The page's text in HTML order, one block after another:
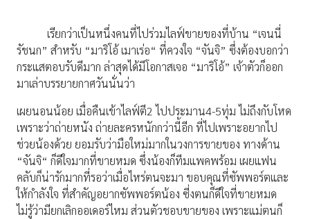
เรียกว่าเป็นหนึ่งคนที่ไปร่วมไลฟ์ขายของที่บ้าน “เจนนี่
รัชนก” สำหรับ “มาริโอ้ เมาเร่อ“ ที่ควงใจ “จันจิ” ซึ่งต้องบอกว่า
กระแสตอบรับดีมาก ล่าสุดได้มีโอกาสเจอ “มาริโอ้” เจ้าตัวก็ออก
มาเล่าบรรยายกาศวันนั่นว่า
เผยนอนน้อย เมื่อคืนเข้าไลฟ์ตี2 ไปประมาน4-5ทุ่ม ไม่ถึงกับโหด
เพราะว่าถ่ายหนัง ถ่ายละครหนักกว่านี้อีก ที่ไปเพราะอยากไป
ช่วยน้องด้วย ยอมรับว่ามือใหม่มากในวงการขายของ ทางด้าน
“จันจิ“ ก็ดีใจมากที่ขายหมด ซึ่งน้องก็ทีมแพคพร้อม เผยแฟน
คลับก็น่ารักมากที่รอว่าเมื่อไหร่ตนจะมา ขอบคุณที่ซัพพอร์ตและ
ให้กำลังใจ ที่สำคัญอยากซัพพอร์ตน้อง ซี่งตนก็ดีใจที่ขายหมด
ไม่รู้ว่ามียกเลิกออเดอร์ไหม ส่วนตัวชอบขายของ เพราะแม่ตนก็